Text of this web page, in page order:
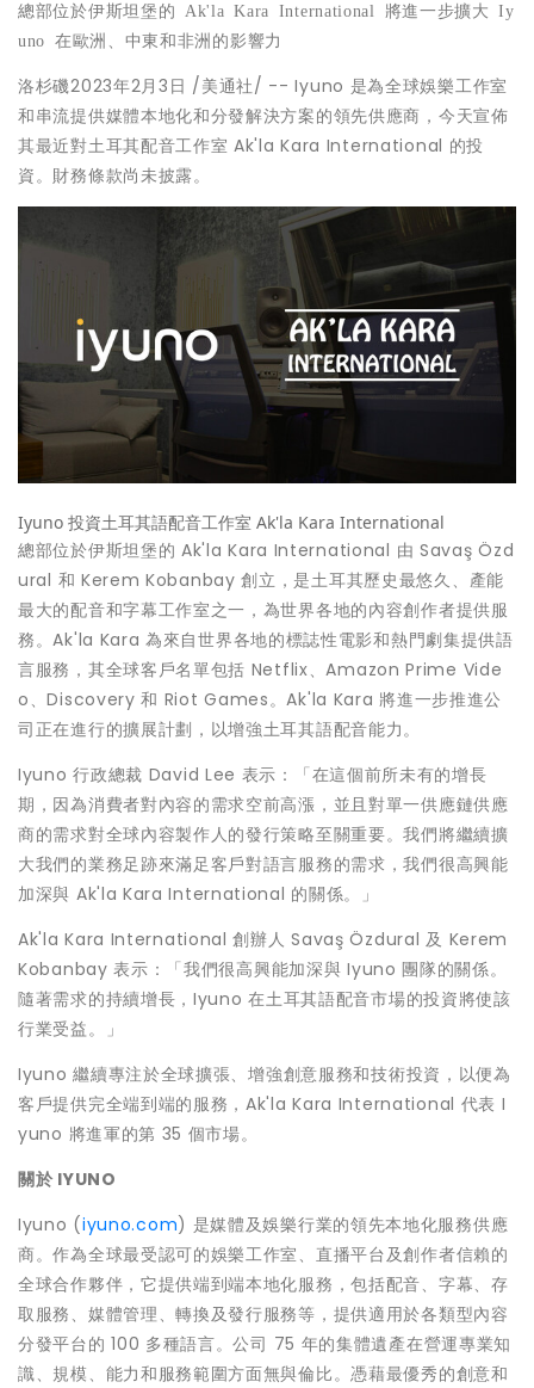
總部位於伊斯坦堡的 Ak'la Kara International 將進一步擴大
Iy
uno 在歐洲、中東和非洲的影響力
洛杉磯2023年2月3日 /美通社/ -- Iyuno 是為全球娛樂工作室
和串流提供媒體本地化和分發解決方案的領先供應商，今天宣佈
其最近對土耳其配音工作室 Ak'la Kara International 的投
資。財務條款尚未披露。
Iyuno 投資土耳其語配音工作室 Ak'la Kara International
總部位於伊斯坦堡的 Ak'la Kara International 由 Savaş Özd
ural 和 Kerem Kobanbay 創立，是土耳其歷史最悠久、產能
最大的配音和字幕工作室之一，為世界各地的內容創作者提供服
務。Ak'la Kara 為來自世界各地的標誌性電影和熱門劇集提供語
言服務，其全球客戶名單包括 Netflix、Amazon Prime Vide
o、Discovery 和 Riot Games。Ak'la Kara 將進一步推進公
司正在進行的擴展計劃，以增強土耳其語配音能力。
Iyuno 行政總裁 David Lee 表示：「在這個前所未有的增長
期，因為消費者對內容的需求空前高漲，並且對單一供應鏈供應
商的需求對全球內容製作人的發行策略至關重要。我們將繼續擴
大我們的業務足跡來滿足客戶對語言服務的需求，我們很高興能
加深與 Ak'la Kara International 的關係。」
Ak'la Kara International 創辦人 Savaş Özdural 及 Kerem
Kobanbay 表示：「我們很高興能加深與 Iyuno 團隊的關係。
隨著需求的持續增長，Iyuno 在土耳其語配音市場的投資將使該
行業受益。」
Iyuno 繼續專注於全球擴張、增強創意服務和技術投資，以便為
客戶提供完全端到端的服務，Ak'la Kara International 代表 I
yuno 將進軍的第 35 個市場。
關於 IYUNO
Iyuno (iyuno.com) 是媒體及娛樂行業的領先本地化服務供應
商。作為全球最受認可的娛樂工作室、直播平台及創作者信賴的
全球合作夥伴，它提供端到端本地化服務，包括配音、字幕、存
取服務、媒體管理、轉換及發行服務等，提供適用於各類型內容
分發平台的 100 多種語言。公司 75 年的集體遺產在營運專業知
識、規模、能力和服務範圍方面無與倫比。憑藉最優秀的創意和